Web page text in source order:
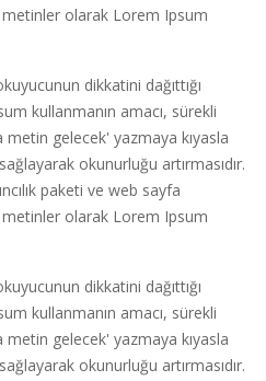
metinler olarak Lorem Ipsum
dikkatini dağıttığı
kullanmanın amacı, sürekli
gelecek' yazmaya kıyasla
okunurluğu artırmasıdır.
paketi ve web sayfa
metinler olarak Lorem Ipsum
dikkatini dağıttığı
kullanmanın amacı, sürekli
gelecek' yazmaya kıyasla
okunurluğu artırmasıdır.